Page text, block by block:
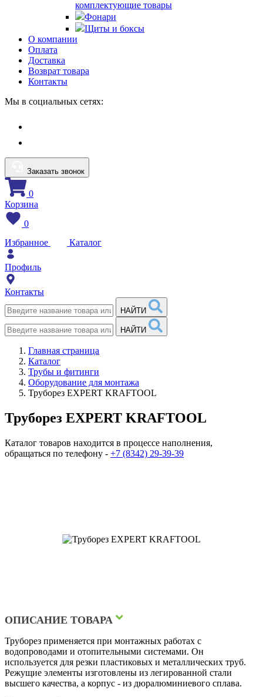
комплектующие товары
Фонари
Щиты и боксы
О компании
Оплата
Доставка
Возврат товара
Контакты
Мы в социальных сетях:
Заказать звонок
0
Корзина
0
Избранное
Каталог
Профиль
Контакты
НАЙТИ
НАЙТИ
Главная страница
Каталог
Трубы и фитинги
Оборудование для монтажа
Труборез EXPERT KRAFTOOL
Труборез EXPERT KRAFTOOL
Каталог товаров находится в процессе наполнения,
обращаться по телефону - +7 (8342) 29-39-39
ОПИСАНИЕ ТОВАРА
Труборез применяется при монтажных работах с
водопроводами и отопительными системами. Он
используется для резки пластиковых и металлических труб.
Режущие элементы изготовлены из легированной стали
высшего качества, а корпус - из дюралюминиевого сплава.